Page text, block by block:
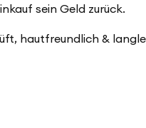
sein Geld zurück.
hautfreundlich &